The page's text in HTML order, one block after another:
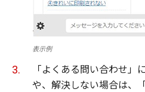
表示例
「よくある問い合わせ
や、解決しない場合は、